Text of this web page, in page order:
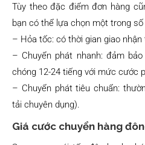
Tùy theo đặc điểm đơn hàng
bạn có thể lựa chọn một trong
– Hỏa tốc: có thời gian giao
– Chuyển phát nhanh: đảm
chóng 12-24 tiếng với mức cước
– Chuyển phát tiêu chuẩn:
tải chuyên dụng).
Giá cước chuyển hàng